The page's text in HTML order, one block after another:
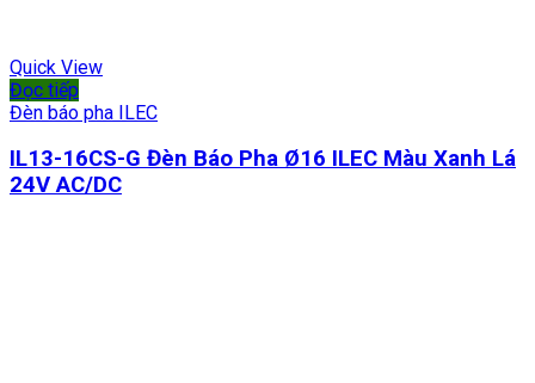
Quick View
Đọc tiếp
Đèn báo pha ILEC
IL13-16CS-G Đèn Báo Pha Ø16 ILEC Màu Xanh Lá
24V AC/DC